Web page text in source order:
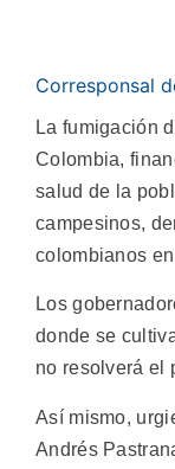
Corresponsal
La fumigación
Colombia,
salud de la
campesinos,
colombianos
Los
donde se
no resolverá el
Así mismo,
Andrés